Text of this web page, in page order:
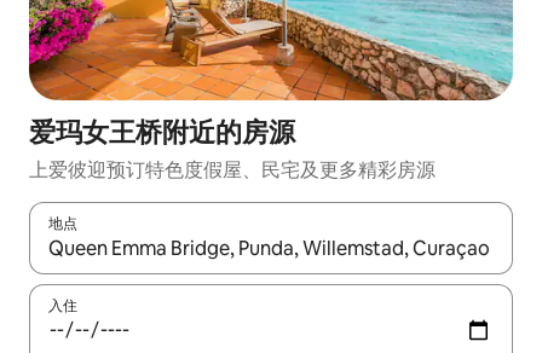
爱玛女王桥附近的房源
上爱彼迎预订特色度假屋、民宅及更多精彩房源
地点
如有搜索结果，请使用上下方向键查看，或通过点击或滑动手势
入住